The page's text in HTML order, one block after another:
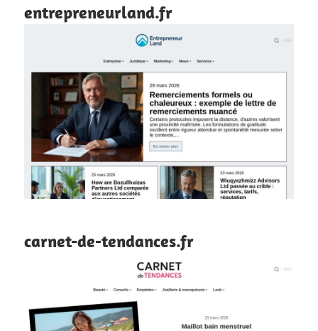
entrepreneurland.fr
carnet-de-tendances.fr